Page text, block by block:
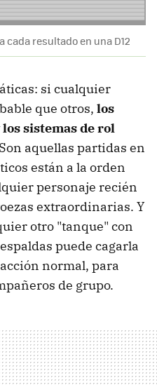
resultado en una D12
si cualquier
que otros, los
sistemas de rol
aquellas partidas en
están a la orden
personaje recién
extraordinarias. Y
otro "tanque" con
puede cagarla
normal, para
de grupo.